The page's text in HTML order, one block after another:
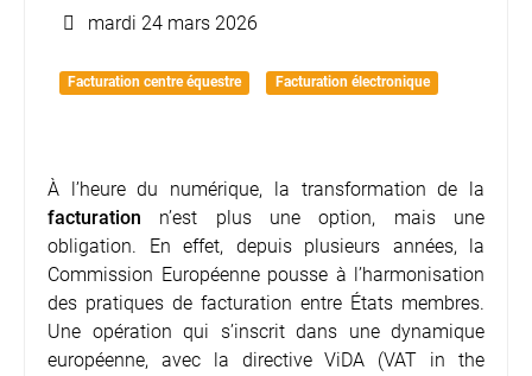
mardi 24 mars 2026
Facturation centre équestre Facturation électronique
À l’heure du numérique, la transformation de la
facturation n’est plus une option, mais une
obligation. En effet, depuis plusieurs années, la
Commission Européenne pousse à l’harmonisation
des pratiques de facturation entre États membres.
Une opération qui s’inscrit dans une dynamique
européenne, avec la directive ViDA (VAT in the